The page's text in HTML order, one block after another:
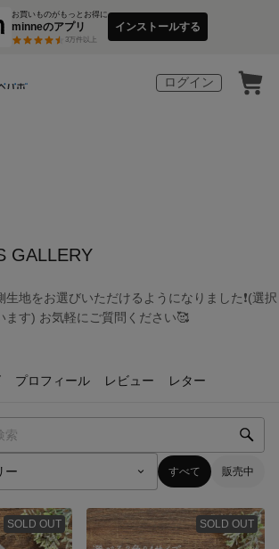
お買いものがもっとお得に
minneのアプリ
3万件以上
インストールする
ログイン
GALLERY
地をお選びいただけるようになりました❗️(選択
ます) お気軽にご質問ください🥰
プロフィール レビュー レター
すべて 販売中
SOLD OUT SOLD OUT